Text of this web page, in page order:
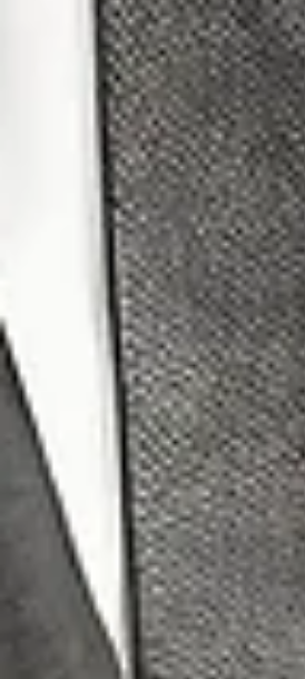
Aktuelle Beiträge
Karriere Coaching Linz: Supervision
und Coaching in Linz – Mehr Erfolg,
weniger Stress